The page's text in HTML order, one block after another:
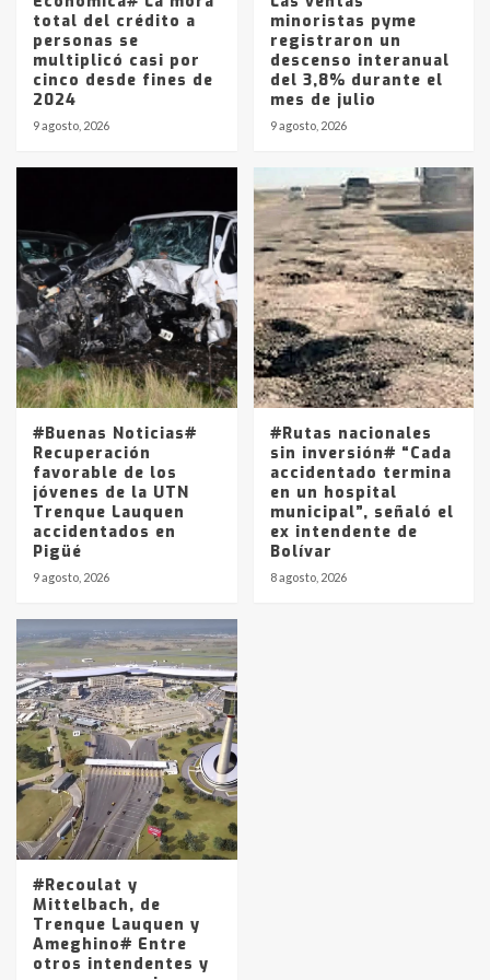
total del crédito a
personas se
multiplicó casi por
cinco desde fines de
2024
9 agosto, 2026
minoristas pyme
registraron un
descenso interanual
del 3,8% durante el
mes de julio
9 agosto, 2026
#Buenas Noticias#
Recuperación
favorable de los
jóvenes de la UTN
Trenque Lauquen
accidentados en
Pigüé
9 agosto, 2026
#Rutas nacionales
sin inversión# “Cada
accidentado termina
en un hospital
municipal”, señaló el
ex intendente de
Bolívar
8 agosto, 2026
#Recoulat y
Mittelbach, de
Trenque Lauquen y
Ameghino# Entre
otros intendentes y